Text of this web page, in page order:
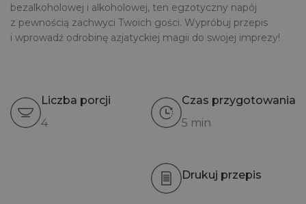
bezalkoholowej i alkoholowej, ten egzotyczny napój
z pewnością zachwyci Twoich gości. Wypróbuj przepis
i wprowadź odrobinę azjatyckiej magii do swojej imprezy!
Liczba porcji
4
Czas przygotowania
5 min
Drukuj przepis